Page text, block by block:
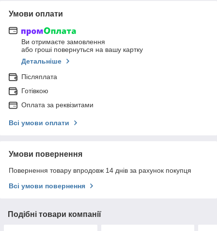
Умови оплати
Ви отримаєте замовлення
або гроші повернуться на вашу картку
Детальніше
Післяплата
Готівкою
Оплата за реквізитами
Всі умови оплати
Умови повернення
Повернення товару впродовж 14 днів за рахунок покупця
Всі умови повернення
Подібні товари компанії